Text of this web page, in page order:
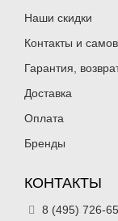
Наши скидки
Контакты и
Гарантия,
Доставка
Оплата
Бренды
КОНТАКТЫ
8 (495) 726-